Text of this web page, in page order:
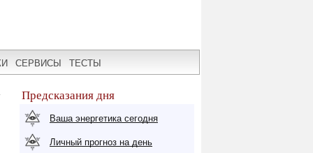
СЕРВИСЫ ТЕСТЫ
Предсказания дня
Ваша энергетика сегодня
Личный прогноз на день